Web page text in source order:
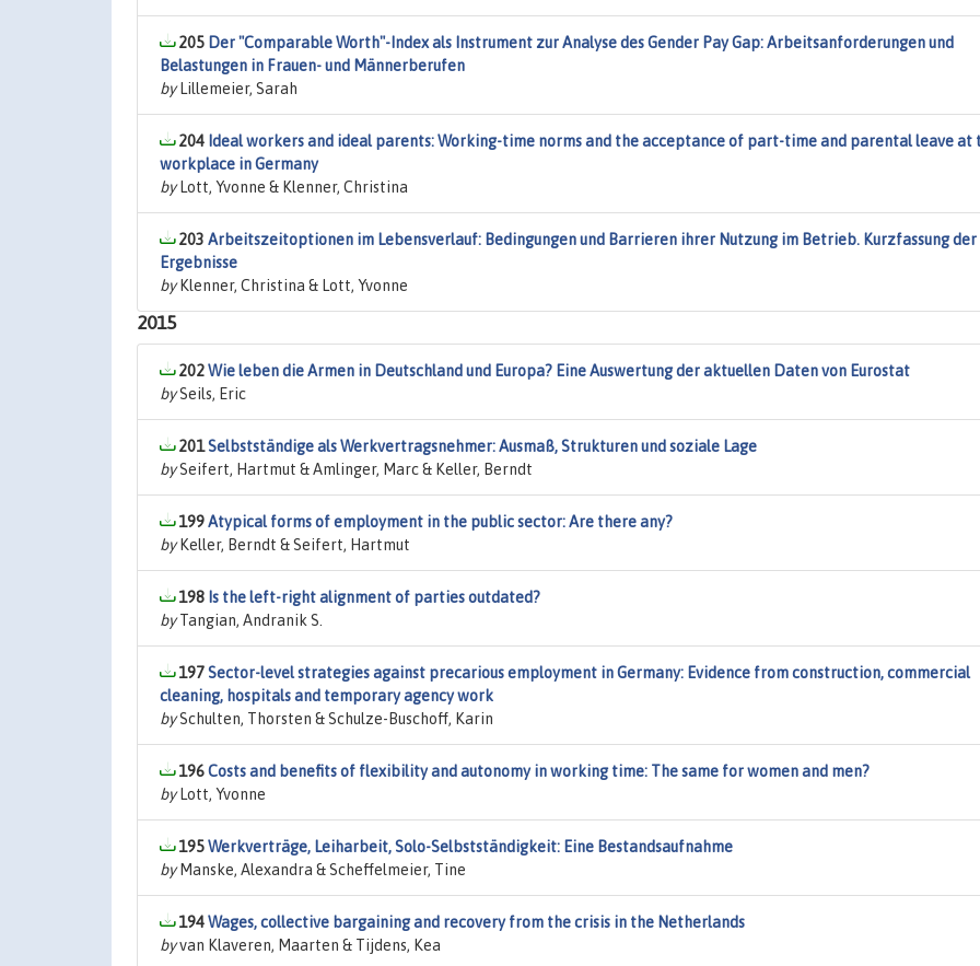
205 Der "Comparable Worth"-Index als Instrument zur Analyse des Gender Pay Gap: Arbeitsanforderungen und
Belastungen in Frauen- und Männerberufen
byLillemeier, Sarah
204 Ideal workers and ideal parents: Working-time norms and the acceptance of part-time and parental leave at
workplace in Germany
byLott, Yvonne & Klenner, Christina
203 Arbeitszeitoptionen im Lebensverlauf: Bedingungen und Barrieren ihrer Nutzung im Betrieb. Kurzfassung der
Ergebnisse
byKlenner, Christina & Lott, Yvonne
2015
202Wie leben die Armen in Deutschland und Europa? Eine Auswertung der aktuellen Daten von Eurostat
bySeils, Eric
201Selbstständige als Werkvertragsnehmer: Ausmaß, Strukturen und soziale Lage
bySeifert, Hartmut & Amlinger, Marc & Keller, Berndt
199Atypical forms of employment in the public sector: Are there any?
byKeller, Berndt & Seifert, Hartmut
198 Is the left-right alignment of parties outdated?
byTangian, Andranik S.
197Sector-level strategies against precarious employment in Germany: Evidence from construction, commercial
cleaning, hospitals and temporary agency work
bySchulten, Thorsten & Schulze-Buschoff, Karin
196Costs and benefits of flexibility and autonomy in working time: The same for women and men?
byLott, Yvonne
195Werkverträge, Leiharbeit, Solo-Selbstständigkeit: Eine Bestandsaufnahme
byManske, Alexandra & Scheffelmeier, Tine
194Wages, collective bargaining and recovery from the crisis in the Netherlands
byvan Klaveren, Maarten & Tijdens, Kea